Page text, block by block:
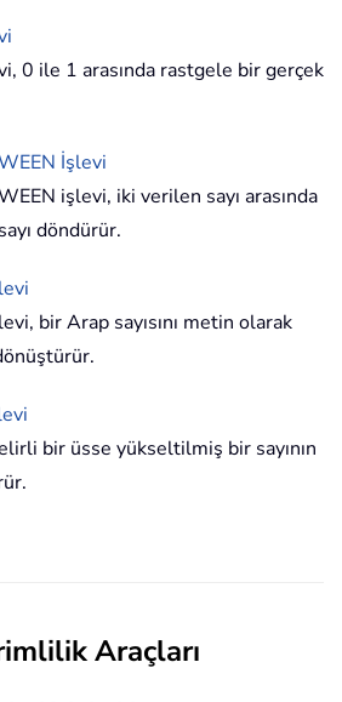
0 ile 1 arasında rastgele bir gerçek
İşlevi
işlevi, iki verilen sayı arasında
döndürür.
bir Arap sayısını metin olarak
bir üsse yükseltilmiş bir sayının
Araçları